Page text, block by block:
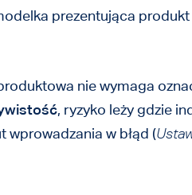
prezentująca
nie wymaga
, ryzyko leży gdzie
wprowadzania w błąd (